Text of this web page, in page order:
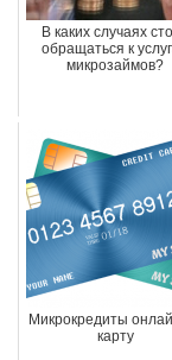
В каких случаях
обращаться к
микрозаймов?
Микрокредиты
карту